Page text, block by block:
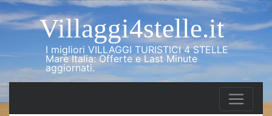
Villaggi4stelle.it
I migliori VILLAGGI TURISTICI 4 STELLE
Mare Italia: Offerte e Last Minute
aggiornati.